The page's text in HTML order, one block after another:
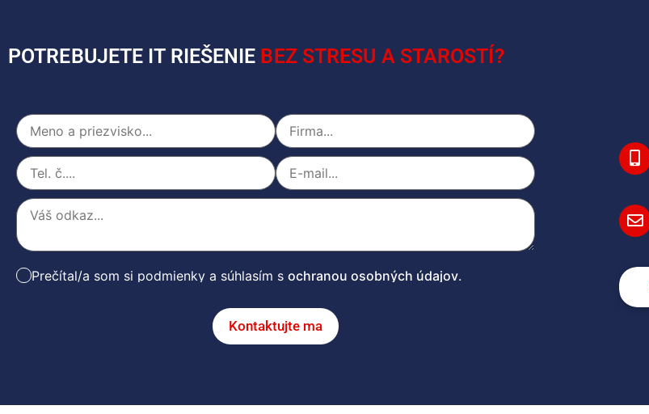
POTREBUJETE IT RIEŠENIE BEZ STRESU A STAROSTÍ?
Prečítal/a som si podmienky a súhlasím sochranou osobných údajov.
Kontaktujte ma